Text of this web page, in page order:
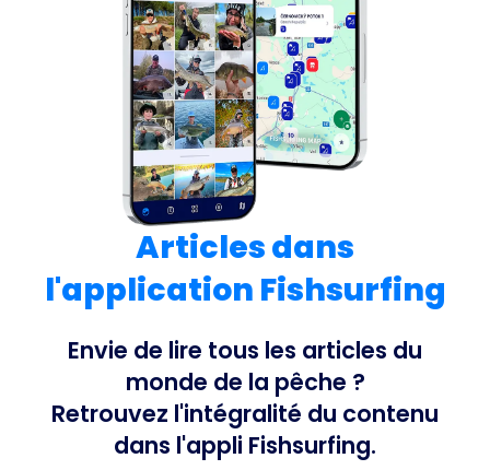
Articles dans
l'application Fishsurfing
Envie de lire tous les articles du
monde de la pêche ?
Retrouvez l'intégralité du contenu
dans l'appli Fishsurfing.